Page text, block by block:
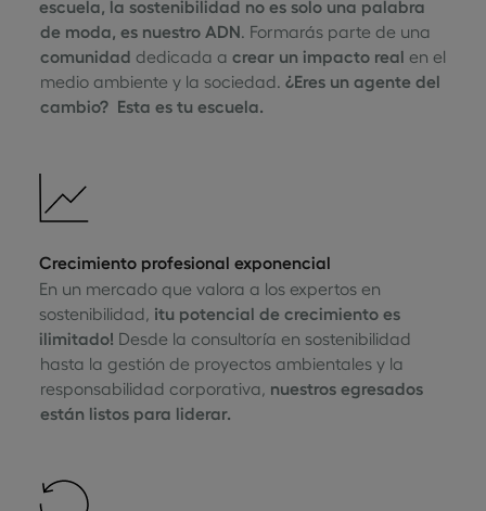
escuela, la sostenibilidad no es solo una palabra
de moda, es nuestro ADN. Formarás parte de una
comunidad dedicada a crear un impacto real en el
medio ambiente y la sociedad.¿Eres un agente del
cambio? Esta es tu escuela.
Crecimiento profesional exponencial
En un mercado que valora a los expertos en
sostenibilidad, ¡tu potencial de crecimiento es
ilimitado! Desde la consultoría en sostenibilidad
hasta la gestión de proyectos ambientales y la
responsabilidad corporativa, nuestros egresados
están listos para liderar.